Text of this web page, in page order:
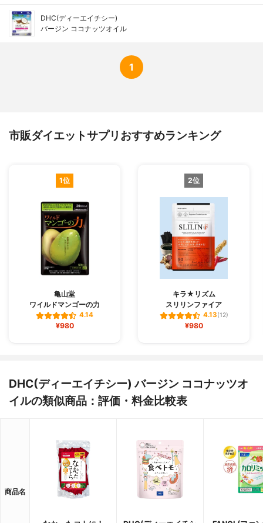
DHC(ディーエイチシー)
バージン ココナッツオイル
1
市販ダイエットサプリおすすめランキング
1位
亀山堂
ワイルドマンゴーの力
4.14
¥980
2位
キラ★リズム
スリリンファイア
4.13(12)
¥980
DHC(ディーエイチシー) バージン ココナッツオ
イルの類似商品：評価・料金比較表
商品名